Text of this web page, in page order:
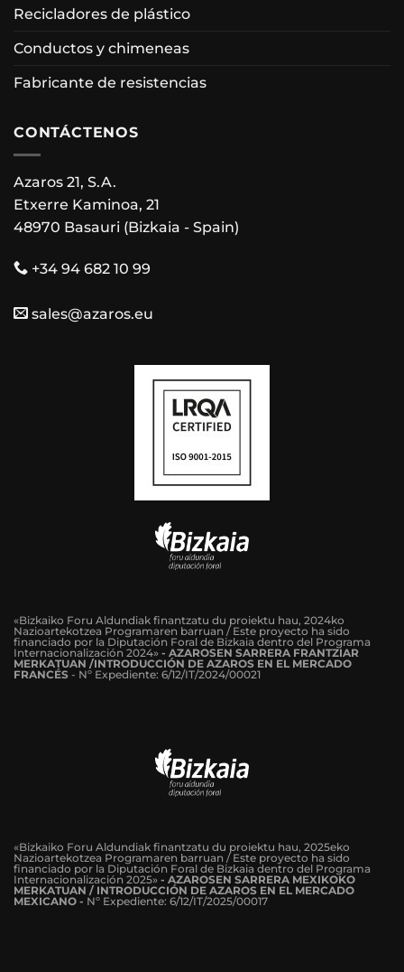
Recicladores de plástico
Conductos y chimeneas
Fabricante de resistencias
CONTÁCTENOS
Azaros 21, S.A.
Etxerre Kaminoa, 21
48970 Basauri (Bizkaia - Spain)
+34 94 682 10 99
sales@azaros.eu
«Bizkaiko Foru Aldundiak finantzatu du proiektu hau, 2024ko
Nazioartekotzea Programaren barruan / Este proyecto ha sido
financiado por la Diputación Foral de Bizkaia dentro del Programa
Internacionalización 2024» - AZAROSEN SARRERA FRANTZIAR
MERKATUAN /INTRODUCCIÓN DE AZAROS EN EL MERCADO
FRANCÉS - Nº Expediente: 6/12/IT/2024/00021
«Bizkaiko Foru Aldundiak finantzatu du proiektu hau, 2025eko
Nazioartekotzea Programaren barruan / Este proyecto ha sido
financiado por la Diputación Foral de Bizkaia dentro del Programa
Internacionalización 2025» - AZAROSEN SARRERA MEXIKOKO
MERKATUAN / INTRODUCCIÓN DE AZAROS EN EL MERCADO
MEXICANO - Nº Expediente: 6/12/IT/2025/00017